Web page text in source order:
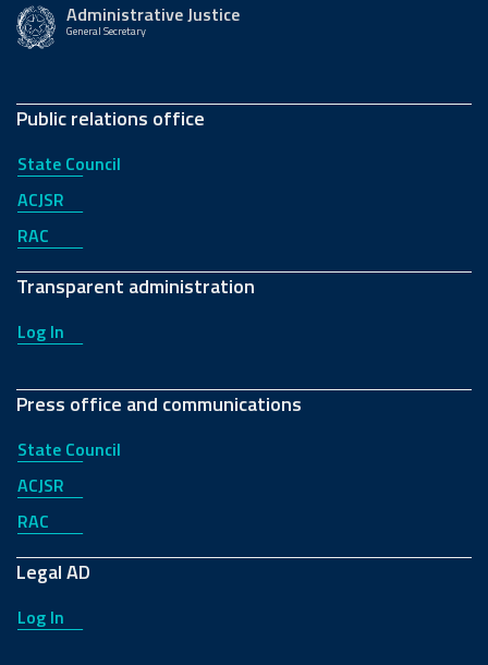
Administrative Justice
General Secretary
Public relations office
State Council
ACJSR
RAC
Transparent administration
Log In
Press office and communications
State Council
ACJSR
RAC
Legal AD
Log In